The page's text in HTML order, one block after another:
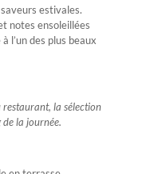
estivales.
notes ensoleillées
l’un des plus beaux
restaurant, la sélection
de la journée.